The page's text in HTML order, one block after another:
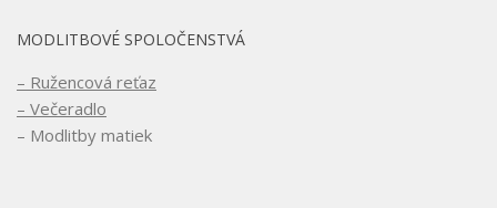
MODLITBOVÉ SPOLOČENSTVÁ
– Ružencová reťaz
– Večeradlo
– Modlitby matiek